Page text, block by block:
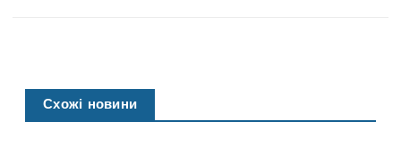
Схожі новини